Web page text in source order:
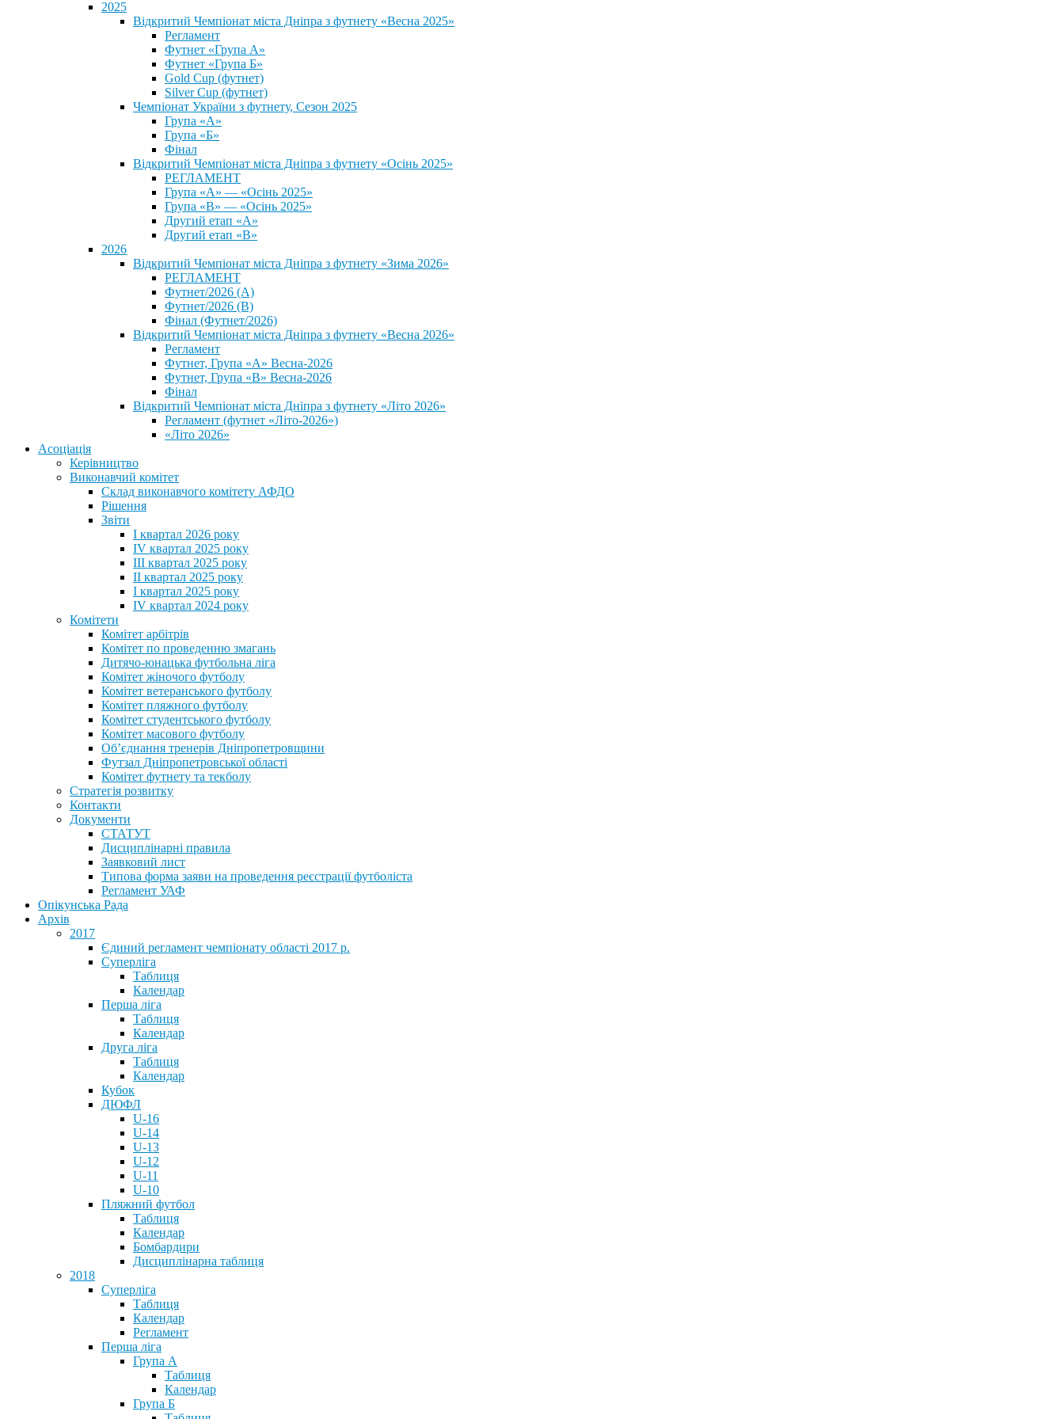
2025
Відкритий Чемпіонат міста Дніпра з футнету «Весна 2025»
Регламент
Футнет «Група А»
Футнет «Група Б»
Gold Cup (футнет)
Silver Cup (футнет)
Чемпіонат України з футнету, Сезон 2025
Група «А»
Група «Б»
Фінал
Відкритий Чемпіонат міста Дніпра з футнету «Осінь 2025»
РЕГЛАМЕНТ
Група «А» — «Осінь 2025»
Група «В» — «Осінь 2025»
Другий етап «А»
Другий етап «В»
2026
Відкритий Чемпіонат міста Дніпра з футнету «Зима 2026»
РЕГЛАМЕНТ
Футнет/2026 (А)
Футнет/2026 (В)
Фінал (Футнет/2026)
Відкритий Чемпіонат міста Дніпра з футнету «Весна 2026»
Регламент
Футнет, Група «А» Весна-2026
Футнет, Група «В» Весна-2026
Фінал
Відкритий Чемпіонат міста Дніпра з футнету «Літо 2026»
Регламент (футнет «Літо-2026»)
«Літо 2026»
Асоціація
Керівництво
Виконавчий комітет
Склад виконавчого комітету АФДО
Рішення
Звіти
I квартал 2026 року
IV квартал 2025 року
III квартал 2025 року
II квартал 2025 року
I квартал 2025 року
IV квартал 2024 року
Комітети
Комітет арбітрів
Комітет по проведенню змагань
Дитячо-юнацька футбольна ліга
Комітет жіночого футболу
Комітет ветеранського футболу
Комітет пляжного футболу
Комітет студентського футболу
Комітет масового футболу
Обʼєднання тренерів Дніпропетровщини
Футзал Дніпропетровської області
Комітет футнету та текболу
Стратегія розвитку
Контакти
Документи
СТАТУТ
Дисциплінарні правила
Заявковий лист
Типова форма заяви на проведення реєстрації футболіста
Регламент УАФ
Опікунська Рада
Архів
2017
Єдиний регламент чемпіонату області 2017 р.
Суперліга
Таблиця
Календар
Перша ліга
Таблиця
Календар
Друга ліга
Таблиця
Календар
Кубок
ДЮФЛ
U-16
U-14
U-13
U-12
U-11
U-10
Пляжний футбол
Таблиця
Календар
Бомбардири
Дисциплінарна таблиця
2018
Суперліга
Таблиця
Календар
Регламент
Перша ліга
Група А
Таблиця
Календар
Група Б